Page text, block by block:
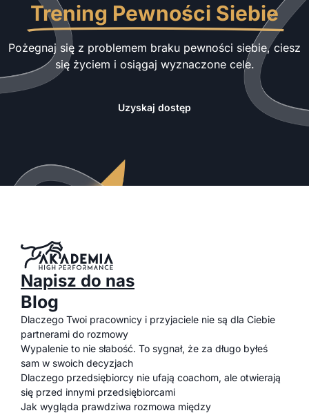
Trening Pewności Siebie
Pożegnaj się z problemem braku pewności siebie, ciesz
się życiem i osiągaj wyznaczone cele.
Uzyskaj dostęp
Napisz do nas
Blog
Dlaczego Twoi pracownicy i przyjaciele nie są dla Ciebie
partnerami do rozmowy
Wypalenie to nie słabość. To sygnał, że za długo byłeś
sam w swoich decyzjach
Dlaczego przedsiębiorcy nie ufają coachom, ale otwierają
się przed innymi przedsiębiorcami
Jak wygląda prawdziwa rozmowa między